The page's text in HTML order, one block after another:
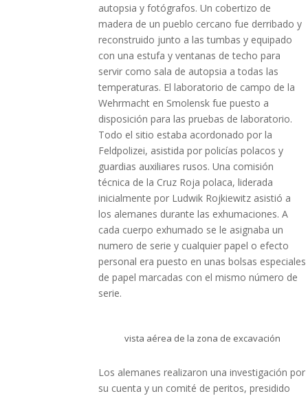
autopsia y fotógrafos. Un cobertizo de
madera de un pueblo cercano fue derribado y
reconstruido junto a las tumbas y equipado
con una estufa y ventanas de techo para
servir como sala de autopsia a todas las
temperaturas. El laboratorio de campo de la
Wehrmacht en Smolensk fue puesto a
disposición para las pruebas de laboratorio.
Todo el sitio estaba acordonado por la
Feldpolizei, asistida por policías polacos y
guardias auxiliares rusos. Una comisión
técnica de la Cruz Roja polaca, liderada
inicialmente por Ludwik Rojkiewitz asistió a
los alemanes durante las exhumaciones. A
cada cuerpo exhumado se le asignaba un
numero de serie y cualquier papel o efecto
personal era puesto en unas bolsas especiales
de papel marcadas con el mismo número de
serie.
vista aérea de la zona de excavación
Los alemanes realizaron una investigación por
su cuenta y un comité de peritos, presidido